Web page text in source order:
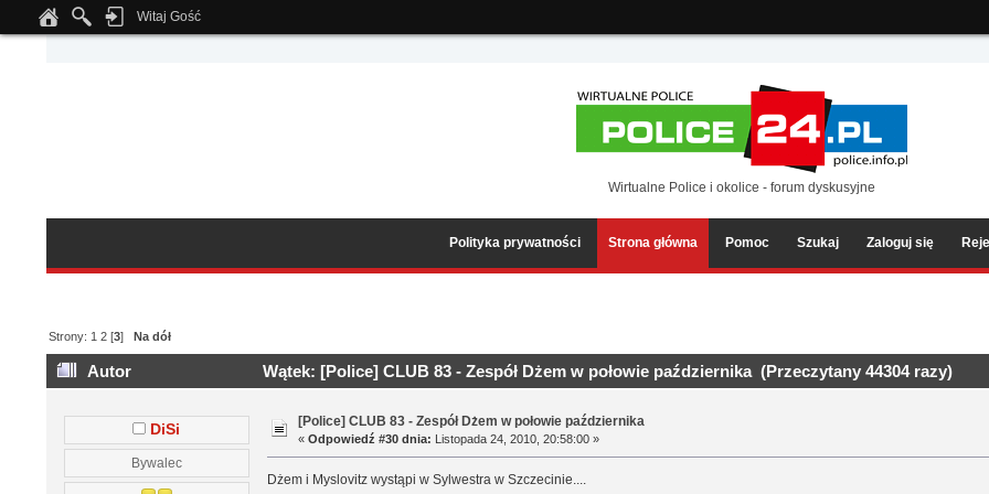
Notice: Undefined index: tapatalk_body_hook in
Witaj Gość
Wirtualne Police i okolice - forum dyskusyjne
Polityka prywatności Strona główna Pomoc Szukaj Zaloguj się
Strony: 1 2 [3]Na dół
Autor Wątek: [Police] CLUB 83 - Zespół Dżem w połowie października (Przeczytany 44304 razy)
DiSi
Bywalec
[Police] CLUB 83 - Zespół Dżem w połowie października
«Odpowiedź #30 dnia: Listopada 24, 2010, 20:58:00 »
Dżem i Myslovitz wystąpi w Sylwestra w Szczecinie....